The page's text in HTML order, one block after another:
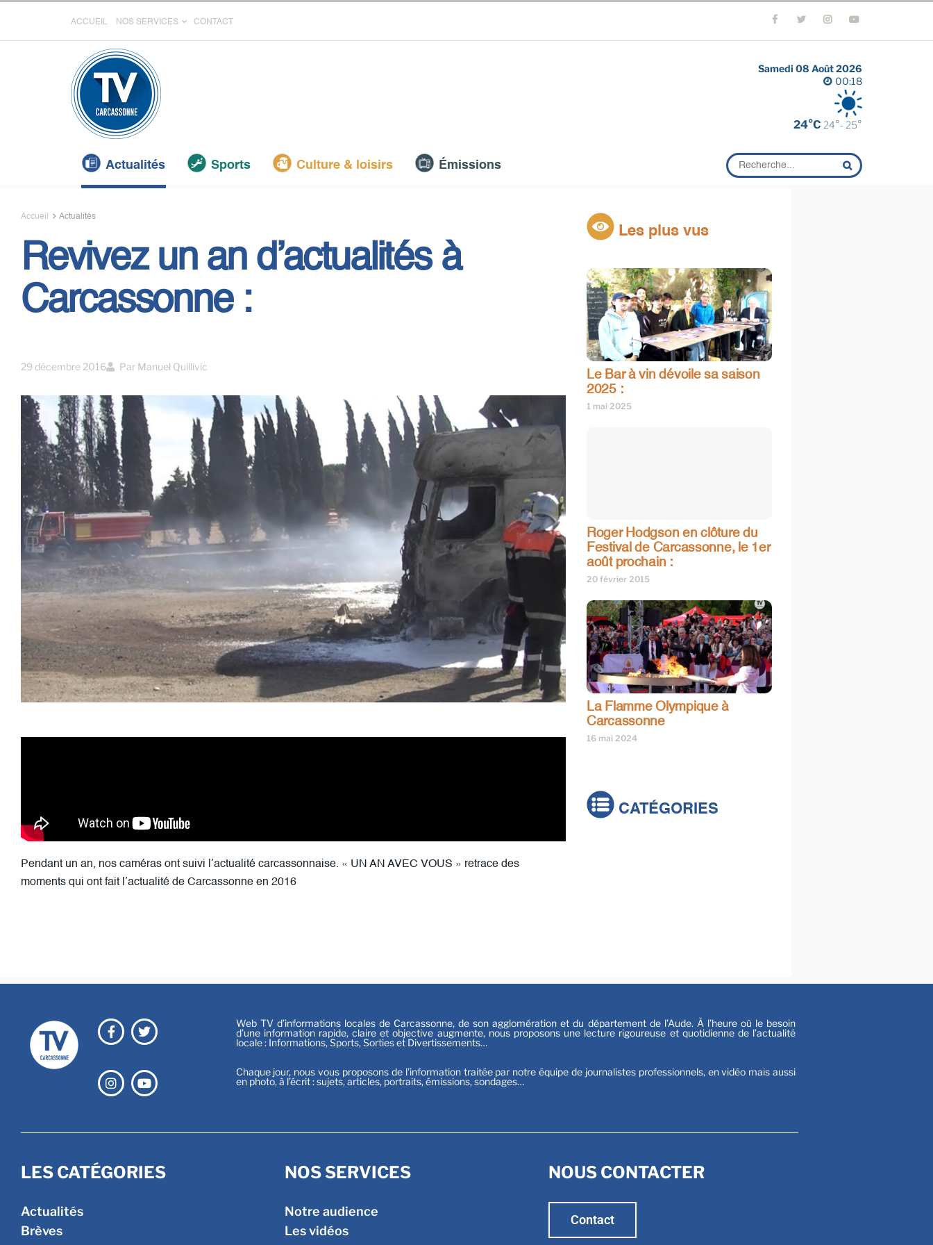
ACCUEIL NOS SERVICES CONTACT
Samedi 08 Août 2026
00:18
24°C 24°- 25°
Actualités Sports Culture & loisirs Émissions
Accueil Actualités
Revivez un an d’actualités à
Carcassonne :
29 décembre 2016 Par Manuel Quillivic
Pendant un an, nos caméras ont suivi l’actualité carcassonnaise. « UN AN AVEC VOUS » retrace des
moments qui ont fait l’actualité de Carcassonne en 2016
Les plus vus
Le Bar à vin dévoile sa saison
2025 :
1 mai 2025
Roger Hodgson en clôture du
Festival de Carcassonne, le 1er
août prochain :
20 février 2015
La Flamme Olympique à
Carcassonne
16 mai 2024
CATÉGORIES
Web TV d’informations locales de Carcassonne, de son agglomération et du département de l’Aude. À l’heure où le besoin
d’une information rapide, claire et objective augmente, nous proposons une lecture rigoureuse et quotidienne de l’actualité
locale : Informations, Sports, Sorties et Divertissements…
Chaque jour, nous vous proposons de l’information traitée par notre équipe de journalistes professionnels, en vidéo mais aussi
en photo, à l’écrit : sujets, articles, portraits, émissions, sondages…
LES CATÉGORIES
Actualités
Brèves
NOS SERVICES
Notre audience
Les vidéos
NOUS CONTACTER
Contact